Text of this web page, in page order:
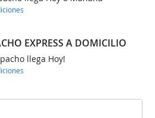
EXPRESS A DOMICILIO
llega Hoy!